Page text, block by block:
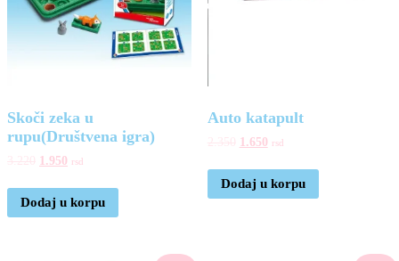
Skoči zeka u
rupu(Društvena igra)
1.950 rsd
Dodaj u korpu
Auto katapult
1.650 rsd
Dodaj u korpu